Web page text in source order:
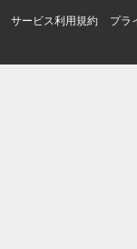
サービス利用規約 プラ